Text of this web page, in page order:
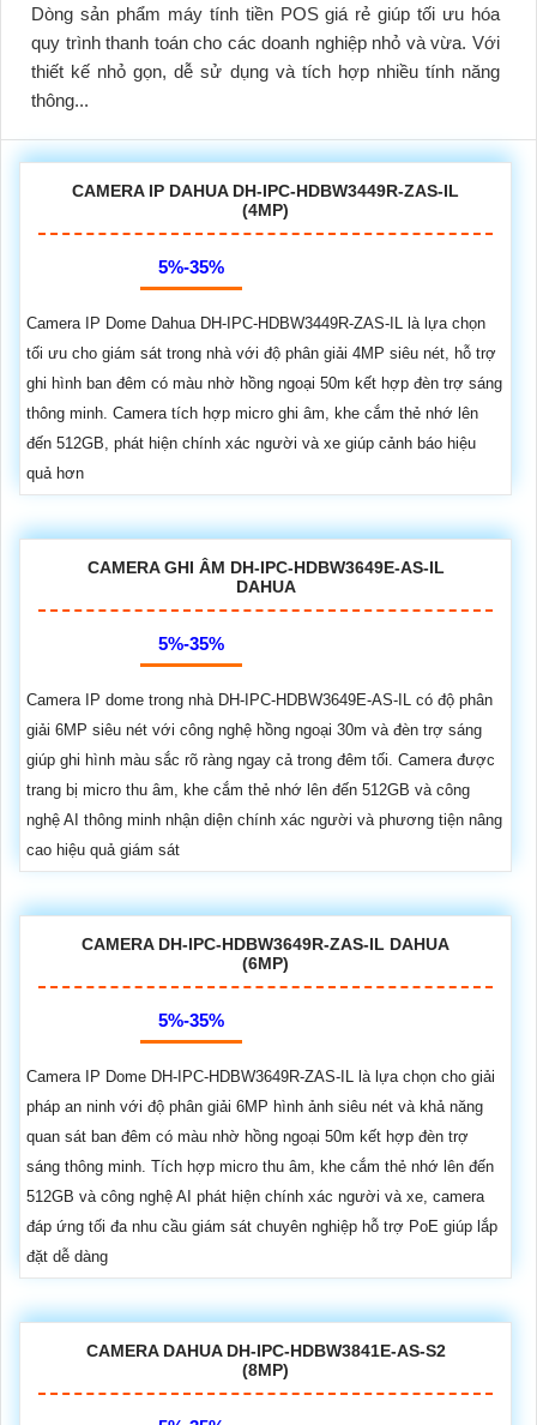
Dòng sản phẩm máy tính tiền POS giá rẻ giúp tối ưu hóa
quy trình thanh toán cho các doanh nghiệp nhỏ và vừa. Với
thiết kế nhỏ gọn, dễ sử dụng và tích hợp nhiều tính năng
thông...
CAMERA IP DAHUA DH-IPC-HDBW3449R-ZAS-IL
(4MP)
5%-35%
Camera IP Dome Dahua DH-IPC-HDBW3449R-ZAS-IL là lựa chọn
tối ưu cho giám sát trong nhà với độ phân giải 4MP siêu nét, hỗ trợ
ghi hình ban đêm có màu nhờ hồng ngoại 50m kết hợp đèn trợ sáng
thông minh. Camera tích hợp micro ghi âm, khe cắm thẻ nhớ lên
đến 512GB, phát hiện chính xác người và xe giúp cảnh báo hiệu
quả hơn
CAMERA GHI ÂM DH-IPC-HDBW3649E-AS-IL
DAHUA
5%-35%
Camera IP dome trong nhà DH-IPC-HDBW3649E-AS-IL có độ phân
giải 6MP siêu nét với công nghệ hồng ngoại 30m và đèn trợ sáng
giúp ghi hình màu sắc rõ ràng ngay cả trong đêm tối. Camera được
trang bị micro thu âm, khe cắm thẻ nhớ lên đến 512GB và công
nghệ AI thông minh nhận diện chính xác người và phương tiện nâng
cao hiệu quả giám sát
CAMERA DH-IPC-HDBW3649R-ZAS-IL DAHUA
(6MP)
5%-35%
Camera IP Dome DH-IPC-HDBW3649R-ZAS-IL là lựa chọn cho giải
pháp an ninh với độ phân giải 6MP hình ảnh siêu nét và khả năng
quan sát ban đêm có màu nhờ hồng ngoại 50m kết hợp đèn trợ
sáng thông minh. Tích hợp micro thu âm, khe cắm thẻ nhớ lên đến
512GB và công nghệ AI phát hiện chính xác người và xe, camera
đáp ứng tối đa nhu cầu giám sát chuyên nghiệp hỗ trợ PoE giúp lắp
đặt dễ dàng
CAMERA DAHUA DH-IPC-HDBW3841E-AS-S2
(8MP)